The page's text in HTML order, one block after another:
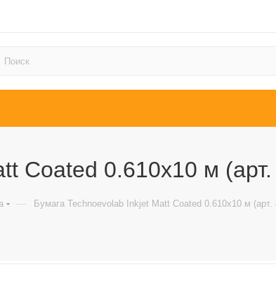
Coated 0.610х10 м
— Бумага Technoevolab Inkjet Matt Coated 0.610х10 м (арт.